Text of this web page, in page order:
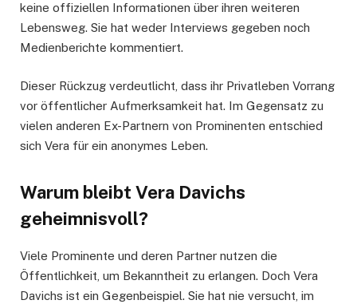
keine offiziellen Informationen über ihren weiteren
Lebensweg. Sie hat weder Interviews gegeben noch
Medienberichte kommentiert.
Dieser Rückzug verdeutlicht, dass ihr Privatleben Vorrang
vor öffentlicher Aufmerksamkeit hat. Im Gegensatz zu
vielen anderen Ex-Partnern von Prominenten entschied
sich Vera für ein anonymes Leben.
Warum bleibt Vera Davichs
geheimnisvoll?
Viele Prominente und deren Partner nutzen die
Öffentlichkeit, um Bekanntheit zu erlangen. Doch Vera
Davichs ist ein Gegenbeispiel. Sie hat nie versucht, im